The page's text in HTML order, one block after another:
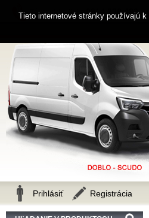
Zákaznícka linka 0914 238 482
Prihlásiť Registrácia
Tieto internetové stránky používajú